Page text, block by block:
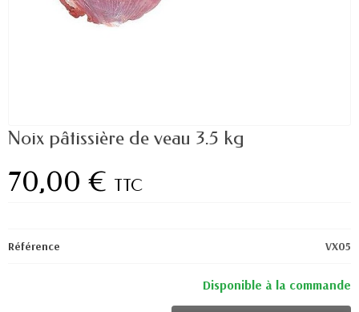
Noix pâtissière de veau 3.5 kg
70,00 € TTC
Référence VX05
Disponible à la commande